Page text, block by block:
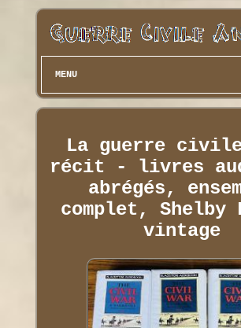
MENU
La guerre
récit - livres
abrégés,
complet, Shelby
vintage